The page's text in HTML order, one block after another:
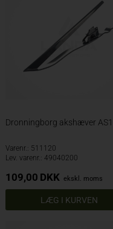
Dronningborg akshæver
Varenr.: 511120
Lev. varenr.: 49040200
109,00 DKK ekskl. moms